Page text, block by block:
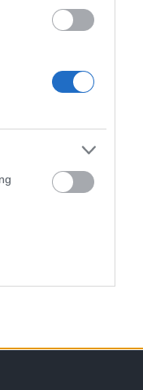
Στείλε την
σου, ή αν θέλεις